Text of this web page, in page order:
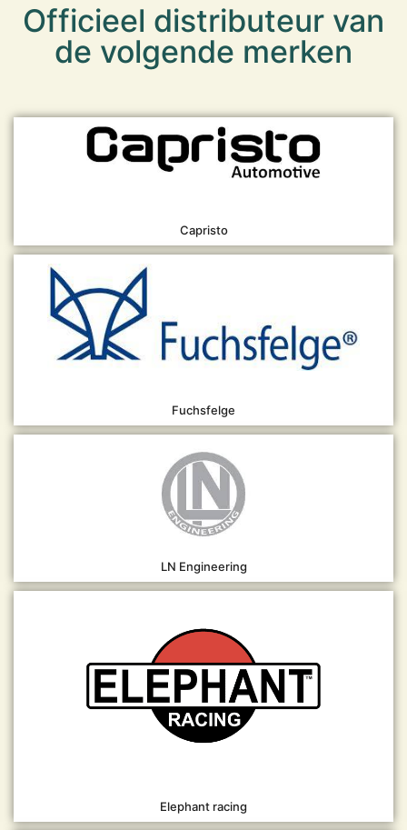
Officieel distributeur van
de volgende merken
Capristo
Fuchsfelge
LN Engineering
Elephant racing